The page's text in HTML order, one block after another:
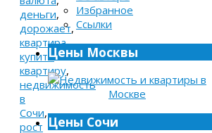
деньги,
дорожает,
квартира,
купить
квартиру,
недвижимость
в
Сочи,
рост
Избранное
Ссылки
Цены Москвы
Цены Сочи